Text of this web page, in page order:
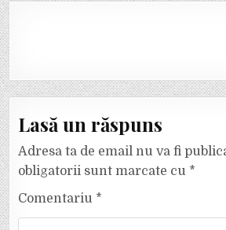
Lasă un răspuns
Adresa ta de email nu va fi
obligatorii sunt marcate cu *
Comentariu *